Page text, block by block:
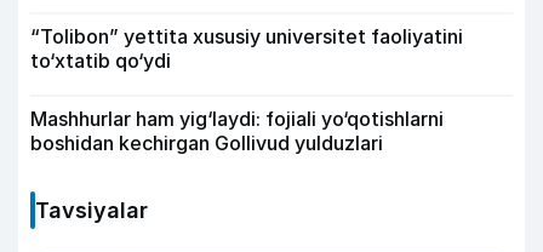
“Tolibon” yettita xususiy universitet faoliyatini
to‘xtatib qo‘ydi
Mashhurlar ham yig‘laydi: fojiali yo‘qotishlarni
boshidan kechirgan Gollivud yulduzlari
Tavsiyalar